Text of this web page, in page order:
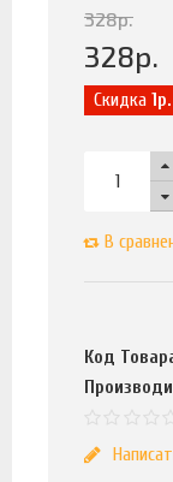
328р.
328р.
Скидка 1р.
В
Код